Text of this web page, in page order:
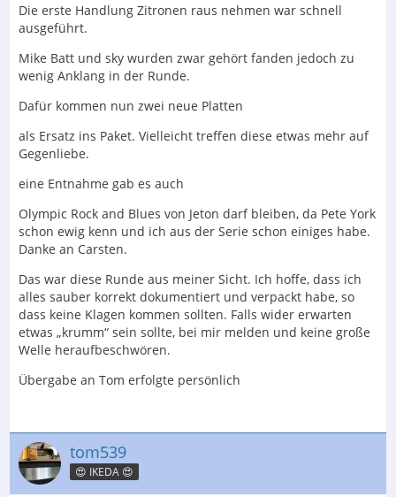
Die erste Handlung Zitronen raus nehmen war schnell
ausgeführt.
Mike Batt und sky wurden zwar gehört fanden jedoch zu
wenig Anklang in der Runde.
Dafür kommen nun zwei neue Platten
als Ersatz ins Paket. Vielleicht treffen diese etwas mehr auf
Gegenliebe.
eine Entnahme gab es auch
Olympic Rock and Blues von Jeton darf bleiben, da Pete York
schon ewig kenn und ich aus der Serie schon einiges habe.
Danke an Carsten.
Das war diese Runde aus meiner Sicht. Ich hoffe, dass ich
alles sauber korrekt dokumentiert und verpackt habe, so
dass keine Klagen kommen sollten. Falls wider erwarten
etwas „krumm“ sein sollte, bei mir melden und keine große
Welle heraufbeschwören.
Übergabe an Tom erfolgte persönlich
tom539
😍 IKEDA 😍